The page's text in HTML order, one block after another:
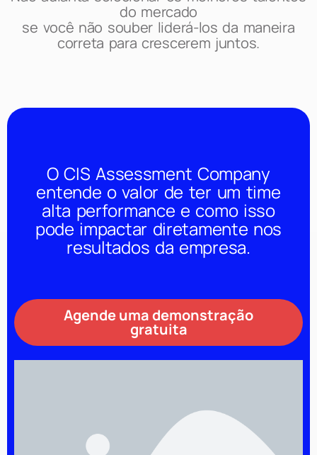
do mercado
se você não souber liderá-los da maneira
correta para crescerem juntos.
O CIS Assessment Company
entende o valor de ter um time
alta performance e como isso
pode impactar diretamente nos
resultados da empresa.
Agende uma demonstração
gratuita